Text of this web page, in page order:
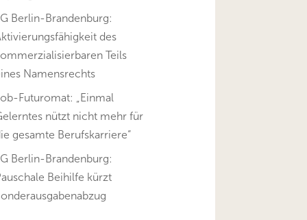
Berlin-Brandenburg:
des
Teils
Namensrechts
Futuromat: „Einmal
nützt nicht mehr für
gesamte Berufskarriere“
Berlin-Brandenburg:
Beihilfe kürzt